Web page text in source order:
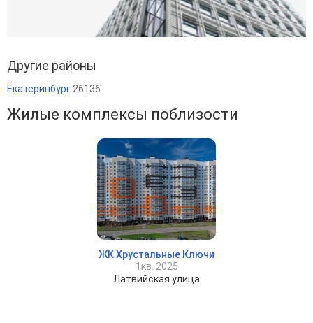
Другие районы
Екатеринбург 26136
Жилые комплексы поблизости
ЖК Хрустальные Ключи
1кв. 2025
Латвийская улица